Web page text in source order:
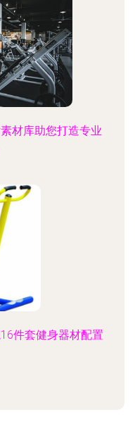
材库助您打造专业
件套健身器材配置